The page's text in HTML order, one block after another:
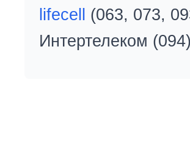
lifecell
(063, 073,
Интертелеком